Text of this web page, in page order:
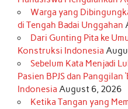
Warga yang
di Tengah Badai Unggahan
Dari Gunting Pita ke
Konstruksi Indonesia
Sebelum Kata Menjadi
Pasien BPJS dan Panggilan
Indonesia August 6, 2026
Ketika Tangan yang